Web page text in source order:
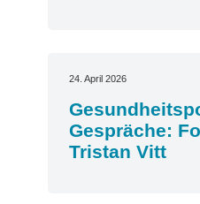
24. April 2026
Gespräche:
Tristan Vitt